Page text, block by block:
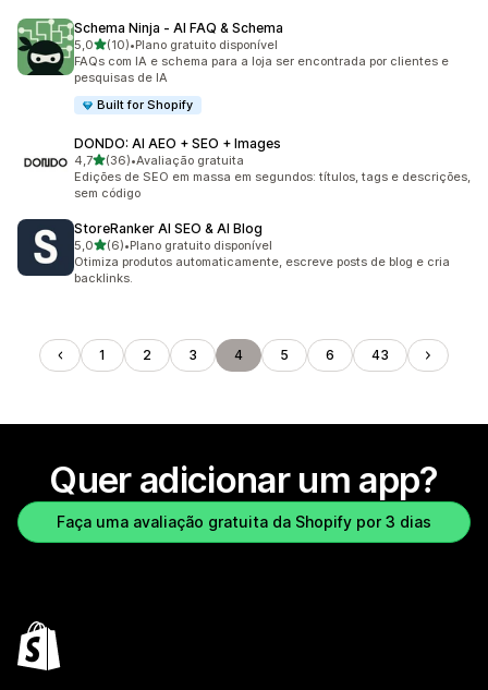
Schema Ninja ‑ AI FAQ & Schema
5,0de 5 estrelas
(10)
10 avaliações ao todo
•Plano gratuito disponível
FAQs com IA e schema para a loja ser encontrada por clientes e
pesquisas de IA
Built for Shopify
DONDO: AI AEO + SEO + Images
4,7de 5 estrelas
(36)
36 avaliações ao todo
•Avaliação gratuita
Edições de SEO em massa em segundos: títulos, tags e descrições,
sem código
StoreRanker AI SEO & AI Blog
5,0de 5 estrelas
(6)
6 avaliações ao todo
•Plano gratuito disponível
Otimiza produtos automaticamente, escreve posts de blog e cria
backlinks.
1 2 3 4 5 6 43
Quer adicionar um app?
Faça uma avaliação gratuita da Shopify por 3 dias